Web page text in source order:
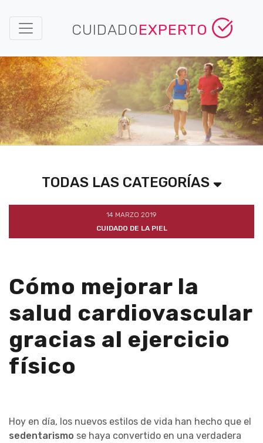
CUIDADOEXPERTO
TODAS LAS CATEGORÍAS
14 MARZO 2019
CUIDADO DE LA PIEL
Cómo mejorar la
salud cardiovascular
gracias al ejercicio
físico
Hoy en día, los nuevos estilos de vida han hecho que el
sedentarismo se haya convertido en una verdadera